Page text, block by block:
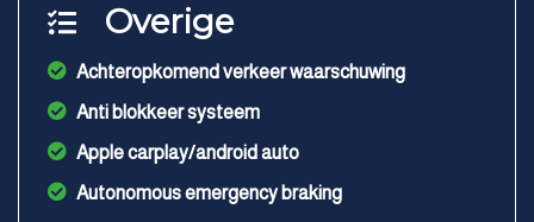
Overige
Achteropkomend verkeer waarschuwing
Anti blokkeer systeem
Apple carplay/android auto
Autonomous emergency braking